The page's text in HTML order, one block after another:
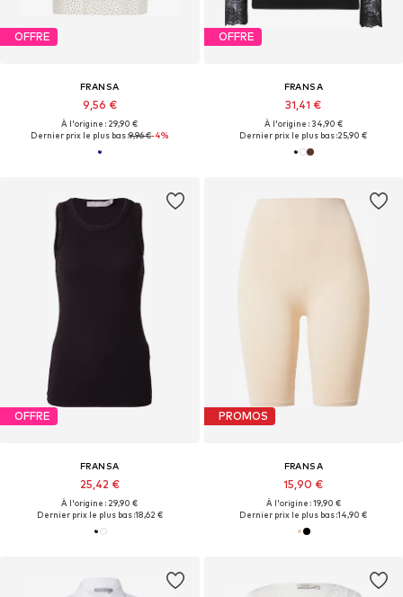
OFFRE
FRANSA
9,56 €
À l'origine : 29,90 €
Dernier prix le plus bas :9,96 €-4%
OFFRE
FRANSA
31,41 €
À l'origine : 34,90 €
Dernier prix le plus bas :25,90 €
OFFRE
FRANSA
25,42 €
À l'origine : 29,90 €
Dernier prix le plus bas :18,62 €
PROMOS
FRANSA
15,90 €
À l'origine : 19,90 €
Dernier prix le plus bas :14,90 €